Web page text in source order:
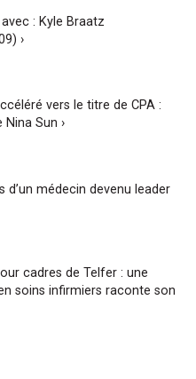
: Kyle Braatz
›
vers le titre de CPA :
Nina Sun ›
d’un médecin devenu leader
cadres de Telfer : une
soins infirmiers raconte son